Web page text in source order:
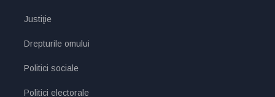
Justiţie
Drepturile omului
Politici sociale
Politici electorale